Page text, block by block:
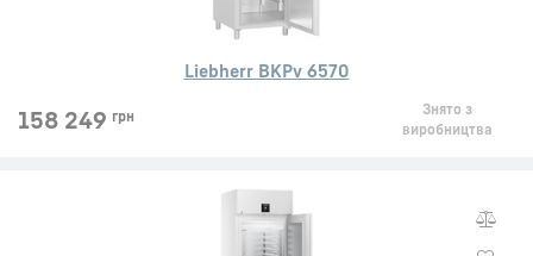
Liebherr BKPv 6570
158 249 грн
Знято з
виробництва